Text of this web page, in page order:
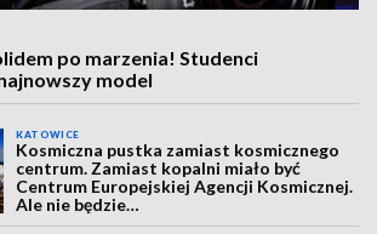
po marzenia! Studenci
model
KATOWICE
Kosmiczna pustka zamiast kosmicznego
centrum. Zamiast kopalni miało być
Centrum Europejskiej Agencji Kosmicznej.
Ale nie będzie…